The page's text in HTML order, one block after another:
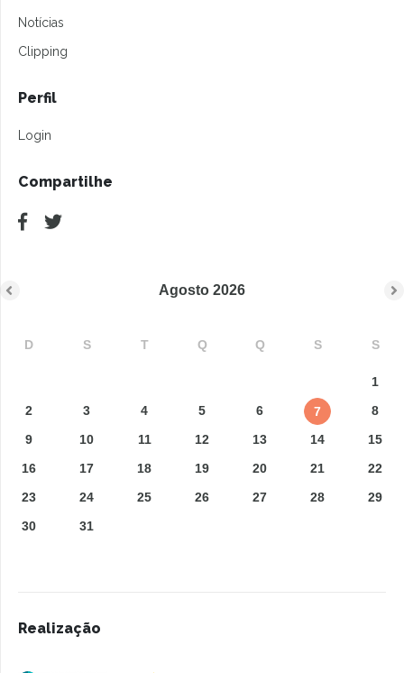
Notícias
Clipping
Perfil
Login
Compartilhe
Agosto 2026
D S T Q Q S S
1
2
3 4 5 6 7
8
9
10 11 12 13 14
15
16
17 18 19 20 21
22
23
24 25 26 27 28
29
30
31
Realização